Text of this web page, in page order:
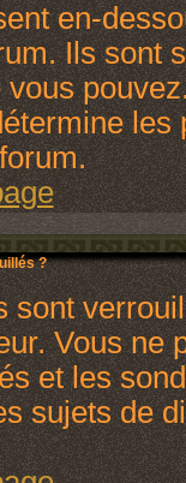
en-
Ils sont
?
sont
Vous ne
et les
sujets de